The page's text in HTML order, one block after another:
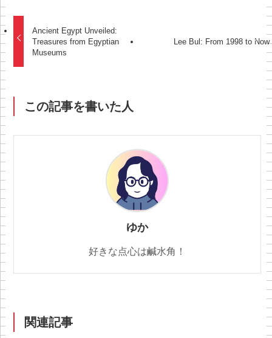
Ancient Egypt Unveiled:
Treasures from Egyptian
Museums
Lee Bul: From 1998 to Now
この記事を書いた人
ゆか
好きな点心は鹹水角！
関連記事